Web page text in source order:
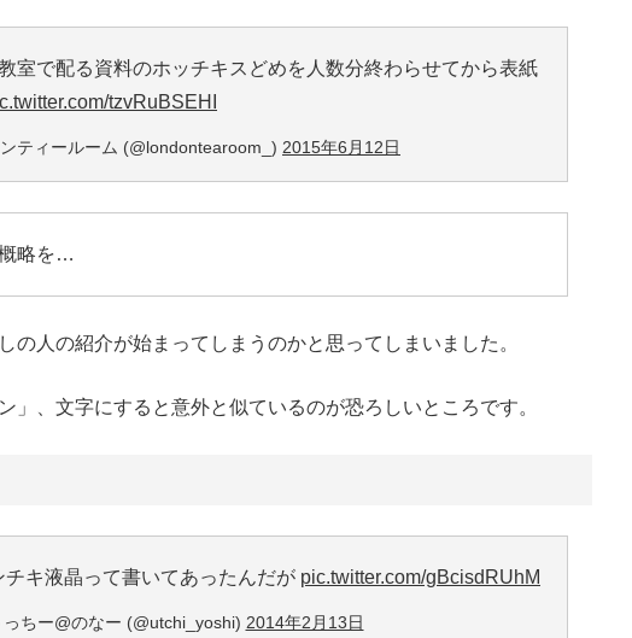
室で配る資料のホッチキスどめを人数分終わらせてから表紙
tzvRuBSEHI
ティールーム (@londontearoom_) 2015年6月12日
略を…
の人の紹介が始まってしまうのかと思ってしまいました。
」、文字にすると意外と似ているのが恐ろしいところです。
キ液晶って書いてあったんだが pic.twitter.com/gBcisdRUhM
ちー@のなー (@utchi_yoshi) 2014年2月13日